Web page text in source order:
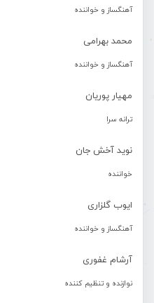
آهنگساز و خواننده
محمد بهرامی
آهنگساز و خواننده
مهیار پوریان
ترانه سرا
نوید آخش جان
خواننده
ایوب گلزاری
آهنگساز و خواننده
آرشام غفوری
نوازنده و تنظیم کننده